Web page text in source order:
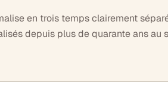
en trois temps clairement
depuis plus de quarante ans au